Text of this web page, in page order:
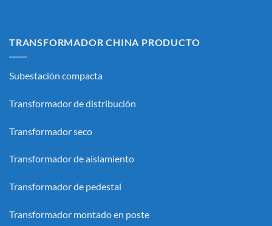
TRANSFORMADOR CHINA PRODUCTO
Subestación compacta
Transformador de distribución
Transformador seco
Transformador de aislamiento
Transformador de pedestal
Transformador montado en poste